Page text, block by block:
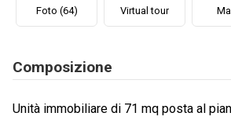
Foto (64) Virtual tour
Composizione
Unità immobiliare di 71 mq posta al